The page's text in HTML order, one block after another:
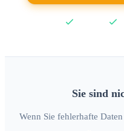
Sie sind
Wenn Sie fehlerhafte